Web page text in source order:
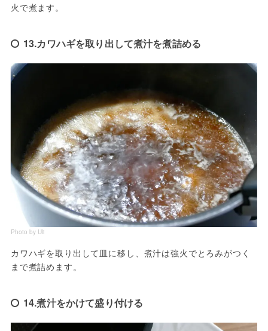
火で煮ます。
13.カワハギを取り出して煮汁を煮詰める
Photo by Uli
カワハギを取り出して皿に移し、煮汁は強火でとろみがつく
まで煮詰めます。
14.煮汁をかけて盛り付ける